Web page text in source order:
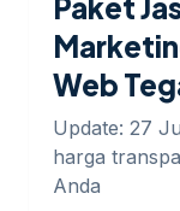
Paket
Web
Update: 27
harga
Anda